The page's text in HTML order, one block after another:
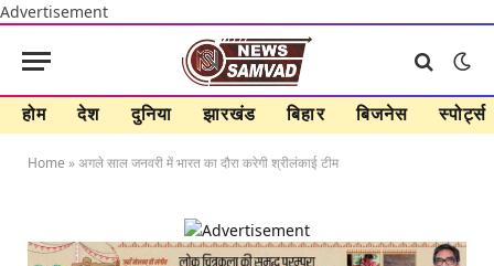
Advertisement
होम देश दुनिया झारखंड बिहार बिजनेस स्पोर्ट्स
Home »अगले साल जनवरी में भारत का दौरा करेगी श्रीलंकाई टीम